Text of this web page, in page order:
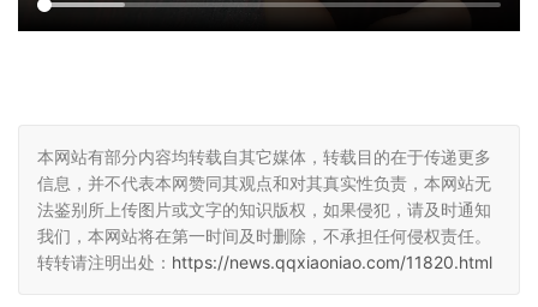
本网站有部分内容均转载自其它媒体，转载目的在于传递更多
信息，并不代表本网赞同其观点和对其真实性负责，本网站无
法鉴别所上传图片或文字的知识版权，如果侵犯，请及时通知
我们，本网站将在第一时间及时删除，不承担任何侵权责任。
转转请注明出处： https://news.qqxiaoniao.com/11820.html